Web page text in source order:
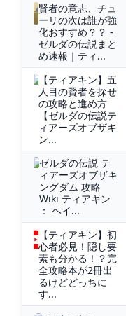
賢者の意志、チュ
ーリの次は誰が強
化おすすめ？？ -
ゼルダの伝説まと
め速報｜ティ...
【ティアキン】五
人目の賢者を探せ
の攻略と進め方
【ゼルダの伝説テ
ィアーズオブザキ
ン...
ゼルダの伝説 テ
ィアーズオブザキ
ングダム 攻略
Wiki ティアキン
： ヘイ...
【ティアキン】初
心者必見！隠し要
素も分かる！？完
全攻略本が2冊出
るけどどっちに
す...